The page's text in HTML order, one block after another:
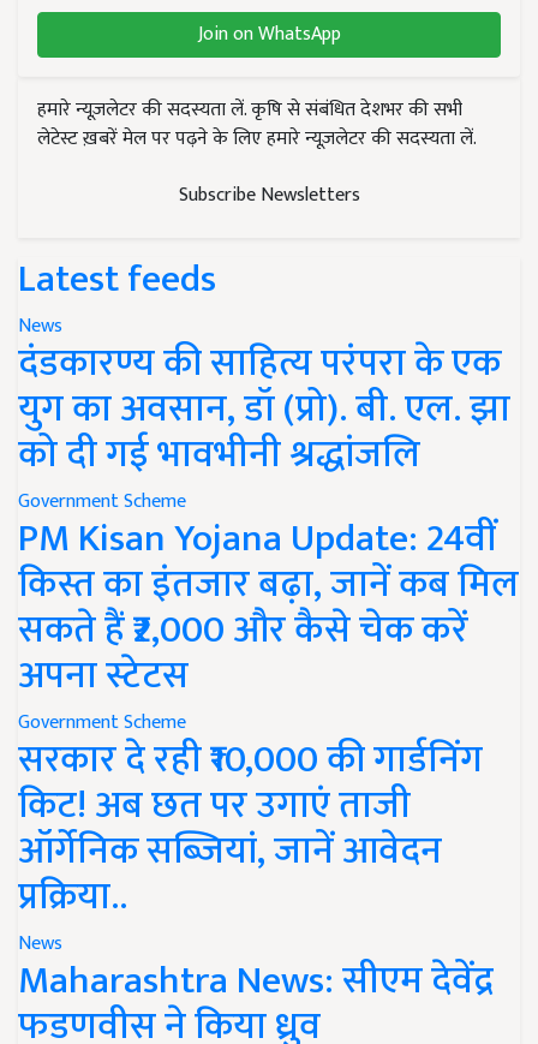
Join on WhatsApp
हमारे न्यूज़लेटर की सदस्यता लें. कृषि से संबंधित देशभर की सभी
लेटेस्ट ख़बरें मेल पर पढ़ने के लिए हमारे न्यूज़लेटर की सदस्यता लें.
Subscribe Newsletters
Latest feeds
News
दंडकारण्य की साहित्य परंपरा के एक
युग का अवसान, डॉ (प्रो). बी. एल. झा
को दी गई भावभीनी श्रद्धांजलि
Government Scheme
PM Kisan Yojana Update: 24वीं
किस्त का इंतजार बढ़ा, जानें कब मिल
सकते हैं ₹2,000 और कैसे चेक करें
अपना स्टेटस
Government Scheme
सरकार दे रही ₹10,000 की गार्डनिंग
किट! अब छत पर उगाएं ताजी
ऑर्गेनिक सब्जियां, जानें आवेदन
प्रक्रिया..
News
Maharashtra News: सीएम देवेंद्र
फडणवीस ने किया ध्रुव